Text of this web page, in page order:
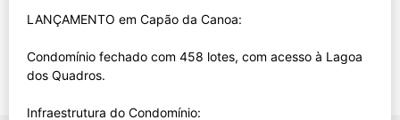
LANÇAMENTO em Capão da Canoa:
Condomínio fechado com 458 lotes, com acesso à Lagoa
dos Quadros.
Infraestrutura do Condomínio: